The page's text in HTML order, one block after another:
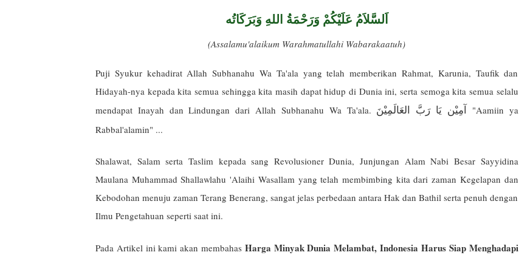
اَلسَّلاَمُ عَلَيْكُمْ وَرَحْمَةُ اللهِ وَبَرَكَاتُه
(Assalamu'alaikum Warahmatullahi Wabarakaatuh)
Puji Syukur kehadirat Allah Subhanahu Wa Ta'ala yang telah memberikan Rahmat, Karunia, Taufik dan
Hidayah-nya kepada kita semua sehingga kita masih dapat hidup di Dunia ini, serta semoga kita semua selalu
mendapat Inayah dan Lindungan dari Allah Subhanahu Wa Ta'ala. آمِيْن يَا رَبَّ العَالَمِيْنَ "Aamiin ya
Rabbal'alamin" ...
Shalawat, Salam serta Taslim kepada sang Revolusioner Dunia, Junjungan Alam Nabi Besar Sayyidina
Maulana Muhammad Shallawlahu 'Alaihi Wasallam yang telah membimbing kita dari zaman Kegelapan dan
Kebodohan menuju zaman Terang Benerang, sangat jelas perbedaan antara Hak dan Bathil serta penuh dengan
Ilmu Pengetahuan seperti saat ini.
Pada Artikel ini kami akan membahas Harga Minyak Dunia Melambat, Indonesia Harus Siap Menghadapi